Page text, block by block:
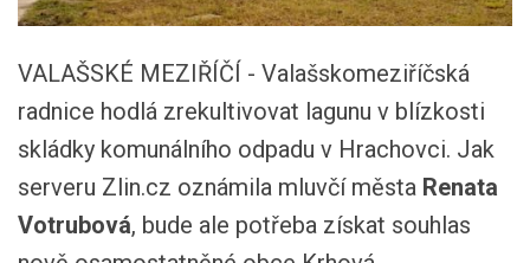
VALAŠSKÉ MEZIŘÍČÍ - Valašskomeziříčská
radnice hodlá zrekultivovat lagunu v blízkosti
skládky komunálního odpadu v Hrachovci. Jak
serveru Zlin.cz oznámila mluvčí města Renata
Votrubová, bude ale potřeba získat souhlas